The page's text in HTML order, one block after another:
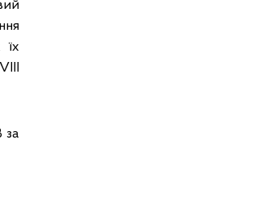
їх
за